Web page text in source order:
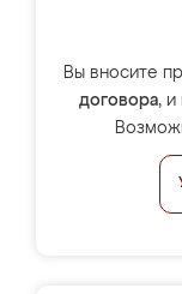
Вы вносите
договора, и